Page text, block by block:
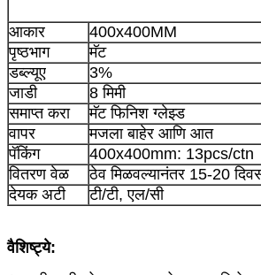
आकार
400x400MM
पृष्ठभाग
मॅट
डब्ल्यूए
3%
जाडी
8 मिमी
समाप्त करा
मॅट फिनिश ग्लेझ्ड
वापर
मजला बाहेर आणि आत
पॅकिंग
400x400mm: 13pcs/ctn
वितरण वेळ
ठेव मिळवल्यानंतर 15-20
देयक अटी
टी/टी, एल/सी
वैशिष्ट्ये: